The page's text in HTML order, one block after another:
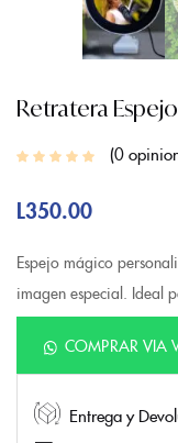
Retratera
0
L350.00
Espejo mágico
imagen especial. Ideal
COMPRAR VIA
Entrega y